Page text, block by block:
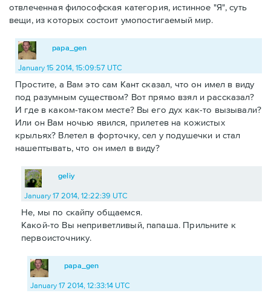
отвлеченная философская категория, истинное "Я", суть
вещи, из которых состоит умопостигаемый мир.
papa_gen
January 15 2014, 15:09:57 UTC
Простите, а Вам это сам Кант сказал, что он имел в виду
под разумным существом? Вот прямо взял и рассказал?
И где в каком-таком месте? Вы его дух как-то вызывали?
Или он Вам ночью явился, прилетев на кожистых
крыльях? Влетел в форточку, сел у подушечки и стал
нашептывать, что он имел в виду?
geliy
January 17 2014, 12:22:39 UTC
Не, мы по скайпу общаемся.
Какой-то Вы неприветливый, папаша. Прильните к
первоисточнику.
papa_gen
January 17 2014, 12:33:14 UTC